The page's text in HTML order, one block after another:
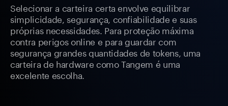
Selecionar a carteira certa envolve equilibrar
simplicidade, segurança, confiabilidade e suas
próprias necessidades. Para proteção máxima
contra perigos online e para guardar com
segurança grandes quantidades de tokens, uma
carteira de hardware como Tangem é uma
excelente escolha.